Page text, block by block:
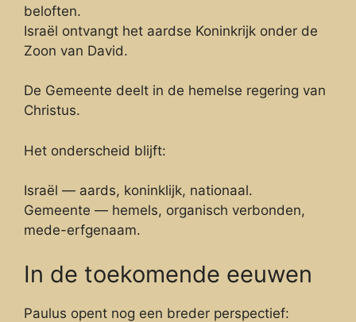
beloften.
Israël ontvangt het aardse Koninkrijk onder de
Zoon van David.
De Gemeente deelt in de hemelse regering van
Christus.
Het onderscheid blijft:
Israël — aards, koninklijk, nationaal.
Gemeente — hemels, organisch verbonden,
mede-erfgenaam.
In de toekomende eeuwen
Paulus opent nog een breder perspectief: